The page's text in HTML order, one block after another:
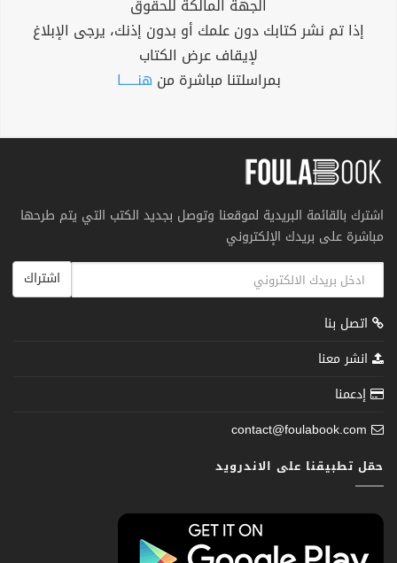
الجهة المالكة للحقوق
إذا تم نشر كتابك دون علمك أو بدون إذنك، يرجى الإبلاغ
لإيقاف عرض الكتاب
بمراسلتنا مباشرة من هنــــــا
اشترك بالقائمة البريدية لموقعنا وتوصل بجديد الكتب التي يتم طرحها
مباشرة على بريدك الإلكتروني
اشتراك
اتصل بنا
انشر معنا
إدعمنا
contact@foulabook.com
حمّل تطبيقنا على الاندرويد